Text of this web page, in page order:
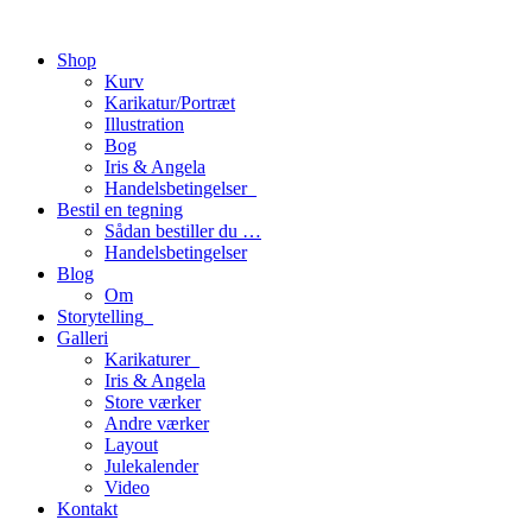
Shop
Kurv
Karikatur/Portræt
Illustration
Bog
Iris & Angela
Handelsbetingelser_
Bestil en tegning
Sådan bestiller du …
Handelsbetingelser
Blog
Om
Storytelling_
Galleri
Karikaturer_
Iris & Angela
Store værker
Andre værker
Layout
Julekalender
Video
Kontakt